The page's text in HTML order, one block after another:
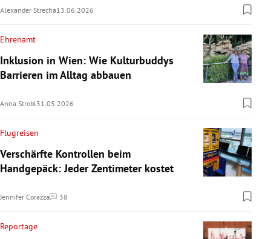
Alexander Strecha13.06.2026
Ehrenamt
Inklusion in Wien: Wie Kulturbuddys
Barrieren im Alltag abbauen
Anna Strobl 31.05.2026
Flugreisen
Verschärfte Kontrollen beim
Handgepäck: Jeder Zentimeter kostet
Jennifer Corazza 38
Kommentare
Reportage